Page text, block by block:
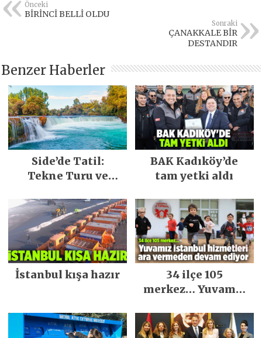
Önceki
BİRİNCİ BELLİ OLDU
Sonraki
ÇANAKKALE BİR
DESTANDIR
Benzer Haberler
Side’de Tatil:
Tekne Turu ve
BAK Kadıköy’de
tam yetki aldı
İstanbul kışa hazır
34 ilçe 105
merkez… Yuvamız
ara vermeden
devam ediyor